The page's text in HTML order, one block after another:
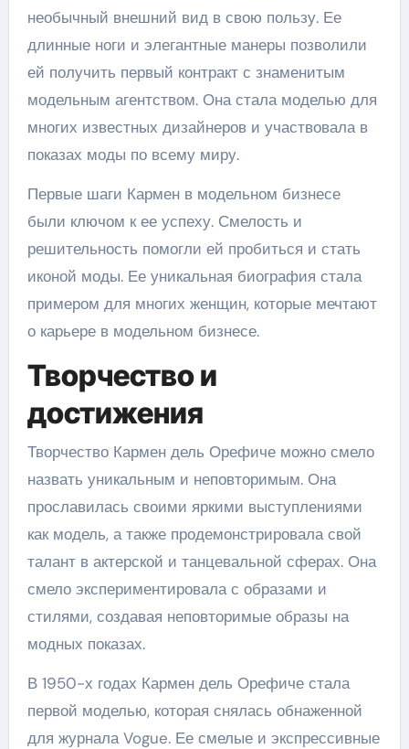
необычный внешний вид в свою пользу. Ее
длинные ноги и элегантные манеры позволили
ей получить первый контракт с знаменитым
модельным агентством. Она стала моделью для
многих известных дизайнеров и участвовала в
показах моды по всему миру.
Первые шаги Кармен в модельном бизнесе
были ключом к ее успеху. Смелость и
решительность помогли ей пробиться и стать
иконой моды. Ее уникальная биография стала
примером для многих женщин, которые мечтают
о карьере в модельном бизнесе.
Творчество и
достижения
Творчество Кармен дель Орефиче можно смело
назвать уникальным и неповторимым. Она
прославилась своими яркими выступлениями
как модель, а также продемонстрировала свой
талант в актерской и танцевальной сферах. Она
смело экспериментировала с образами и
стилями, создавая неповторимые образы на
модных показах.
В 1950-х годах Кармен дель Орефиче стала
первой моделью, которая снялась обнаженной
для журнала Vogue. Ее смелые и экспрессивные